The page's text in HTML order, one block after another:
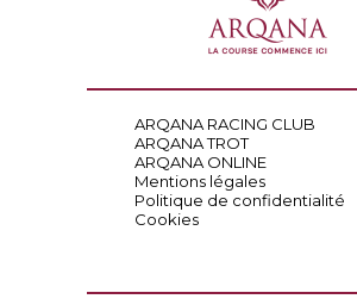
ARQANA RACING CLUB
ARQANA TROT
ARQANA ONLINE
Mentions légales
Politique de confidentialité
Cookies